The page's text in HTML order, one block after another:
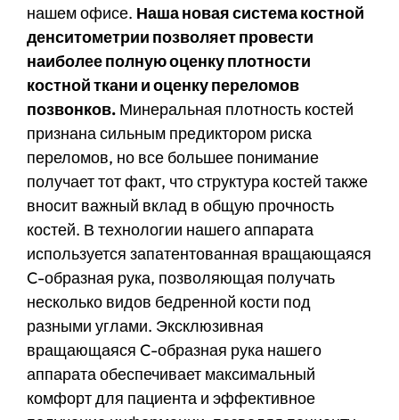
нашем офисе. Наша новая система костной
денситометрии позволяет провести
наиболее полную оценку плотности
костной ткани и оценку переломов
позвонков. Минеральная плотность костей
признана сильным предиктором риска
переломов, но все большее понимание
получает тот факт, что структура костей также
вносит важный вклад в общую прочность
костей. В технологии нашего аппарата
используется запатентованная вращающаяся
C-образная рука, позволяющая получать
несколько видов бедренной кости под
разными углами. Эксклюзивная
вращающаяся C-образная рука нашего
аппарата обеспечивает максимальный
комфорт для пациента и эффективное